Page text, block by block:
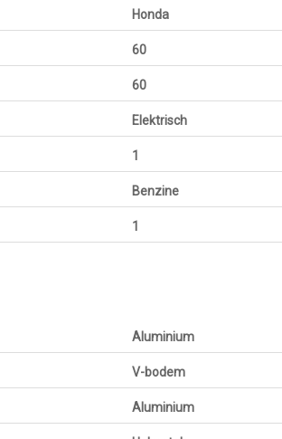
Honda
60
60
Elektrisch
1
Benzine
1
Aluminium
V-bodem
Aluminium